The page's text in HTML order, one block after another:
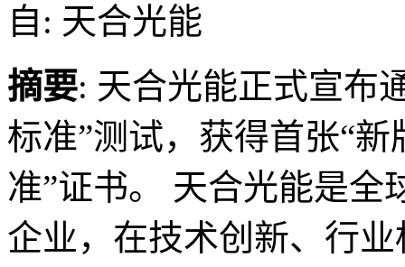
自: 天合光能
摘要: 天合光能正式宣布
标准”测试，获得首张“
准”证书。 天合光能是全
企业，在技术创新、行